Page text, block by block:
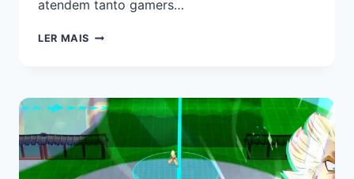
atendem tanto gamers…
LER MAIS